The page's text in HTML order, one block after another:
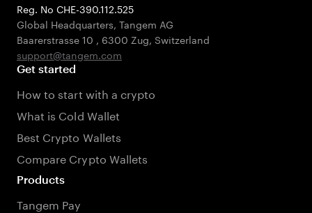
Reg. No CHE-390.112.525
Global Headquarters, Tangem AG
Baarerstrasse 10 , 6300 Zug, Switzerland
support@tangem.com
Get started
How to start with a crypto
What is Cold Wallet
Best Crypto Wallets
Compare Crypto Wallets
Products
Tangem Pay